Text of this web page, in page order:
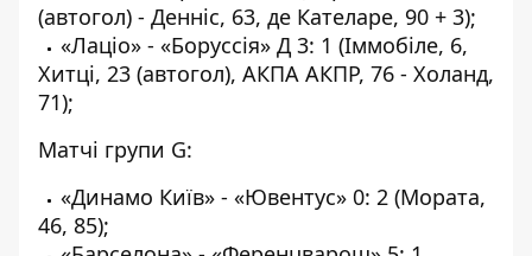
(автогол) - Денніс, 63, де Кателаре, 90 + 3);
«Лаціо» - «Боруссія» Д 3: 1 (Іммобіле, 6,
Хитці, 23 (автогол), АКПА АКПР, 76 - Холанд,
71);
Матчі групи G:
«Динамо Київ» - «Ювентус» 0: 2 (Мората,
46, 85);